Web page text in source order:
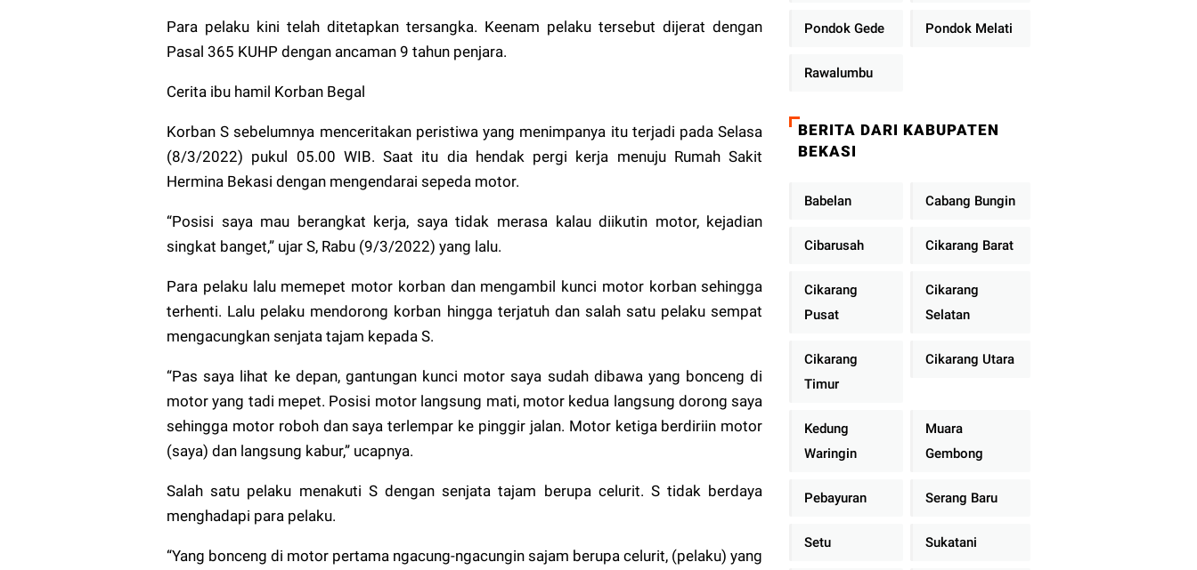
Para pelaku kini telah ditetapkan tersangka. Keenam pelaku tersebut dijerat dengan
Pasal 365 KUHP dengan ancaman 9 tahun penjara.
Cerita ibu hamil Korban Begal
Korban S sebelumnya menceritakan peristiwa yang menimpanya itu terjadi pada Selasa
(8/3/2022) pukul 05.00 WIB. Saat itu dia hendak pergi kerja menuju Rumah Sakit
Hermina Bekasi dengan mengendarai sepeda motor.
“Posisi saya mau berangkat kerja, saya tidak merasa kalau diikutin motor, kejadian
singkat banget,” ujar S, Rabu (9/3/2022) yang lalu.
Para pelaku lalu memepet motor korban dan mengambil kunci motor korban sehingga
terhenti. Lalu pelaku mendorong korban hingga terjatuh dan salah satu pelaku sempat
mengacungkan senjata tajam kepada S.
“Pas saya lihat ke depan, gantungan kunci motor saya sudah dibawa yang bonceng di
motor yang tadi mepet. Posisi motor langsung mati, motor kedua langsung dorong saya
sehingga motor roboh dan saya terlempar ke pinggir jalan. Motor ketiga berdiriin motor
(saya) dan langsung kabur,” ucapnya.
Salah satu pelaku menakuti S dengan senjata tajam berupa celurit. S tidak berdaya
menghadapi para pelaku.
“Yang bonceng di motor pertama ngacung-ngacungin sajam berupa celurit, (pelaku) yang
Pondok Gede Pondok Melati
Rawalumbu
BERITA DARI KABUPATEN
BEKASI
Babelan Cabang Bungin
Cibarusah Cikarang Barat
Cikarang
Pusat
Cikarang
Selatan
Cikarang
Timur
Cikarang Utara
Kedung
Waringin
Muara
Gembong
Pebayuran Serang Baru
Setu Sukatani